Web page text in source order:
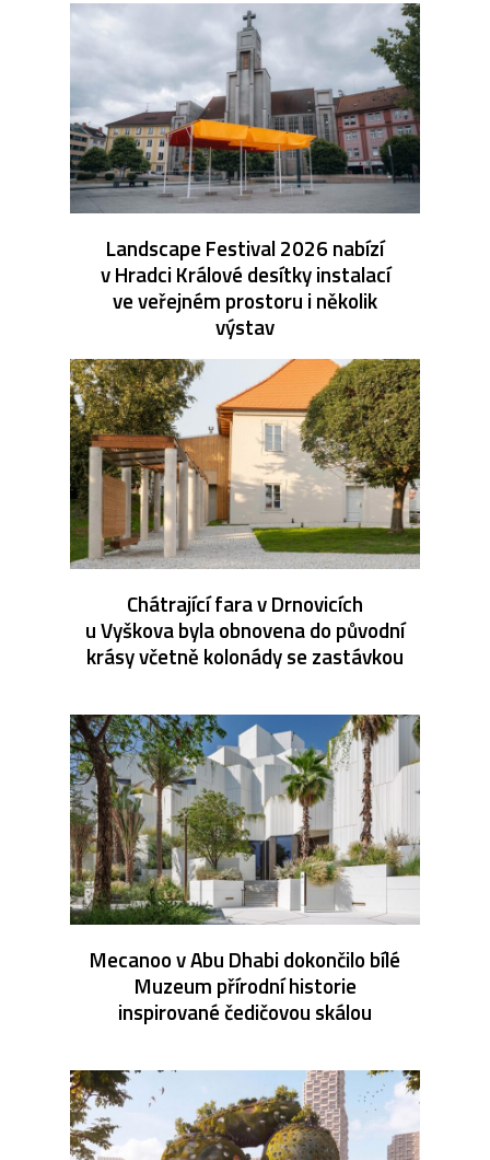
Landscape Festival 2026 nabízí
v Hradci Králové desítky instalací
ve veřejném prostoru i několik
výstav
Chátrající fara v Drnovicích
u Vyškova byla obnovena do původní
krásy včetně kolonády se zastávkou
Mecanoo v Abu Dhabi dokončilo bílé
Muzeum přírodní historie
inspirované čedičovou skálou